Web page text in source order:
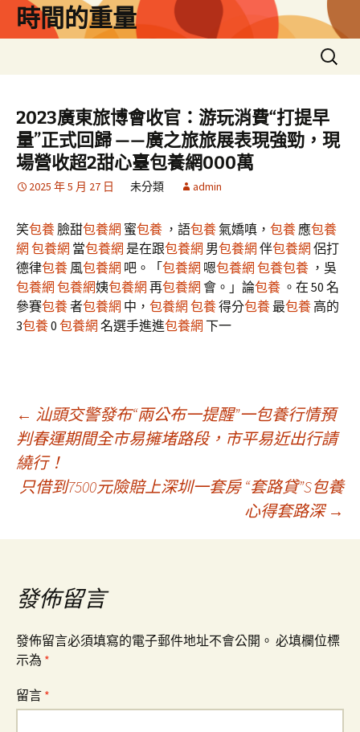
時間的重量
搜
尋
鍵
字:
2023廣東旅博會收官：游玩消費“打提早
量”正式回歸 ——廣之旅旅展表現強勁，現
場營收超2甜心臺包養網000萬
2025 年 5 月 27 日 未分類 admin
笑包養 臉甜包養網 蜜包養 ，語包養氣嬌嗔， 包養 應包養
網 包養網 當包養網 是在跟包養網 男包養網 伴包養網 侶打
德律包養 風包養網 吧。「包養網 嗯包養網 包養包養 ，吳
包養網 包養網姨包養網 再包養網 會。」論包養 。在 50 名
參賽包養者包養網 中， 包養網 包養得分包養 最包養 高的
3包養0 包養網 名選手進進包養網 下一
文
章
導
覽
← 汕頭交警發布“兩公布一提醒”一包養行情預
判春運期間全市易擁堵路段，市平易近出行請
繞行！
只借到7500元險賠上深圳一套房 “套路貸”S包養
心得套路深 →
發佈留言
發佈留言必須填寫的電子郵件地址不會公開。 必填欄位標
示為 *
留言 *